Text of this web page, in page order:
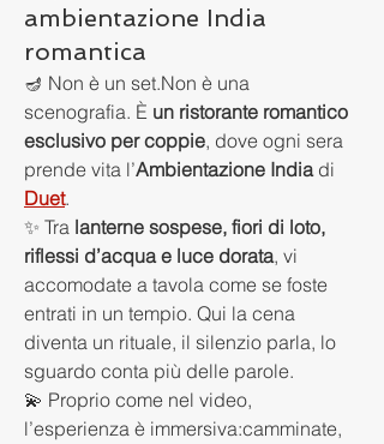
ambientazione India
romantica
🪔 Non è un set.Non è una
scenografia. È un ristorante romantico
esclusivo per coppie, dove ogni sera
prende vita l’Ambientazione India
Duet.
✨ Tra lanterne sospese, fiori di loto,
riflessi d’acqua e luce dorata, vi
accomodate a tavola come se foste
entrati in un tempio. Qui la cena
diventa un rituale, il silenzio parla, lo
sguardo conta più delle parole.
💫 Proprio come nel video,
l’esperienza è immersiva:camminate,